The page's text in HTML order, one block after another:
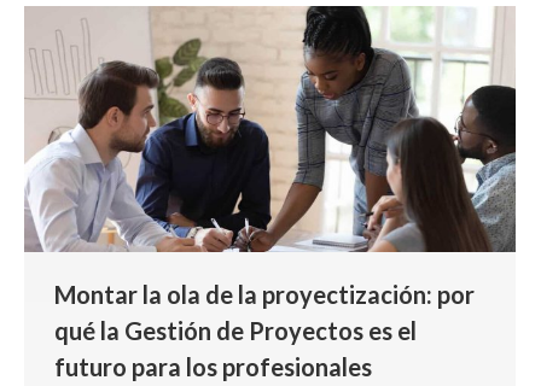
Montar la ola de la proyectización: por
qué la Gestión de Proyectos es el
futuro para los profesionales